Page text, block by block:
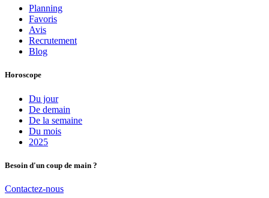
Planning
Favoris
Avis
Recrutement
Blog
Horoscope
Du jour
De demain
De la semaine
Du mois
2025
Besoin d'un coup de main ?
Contactez-nous